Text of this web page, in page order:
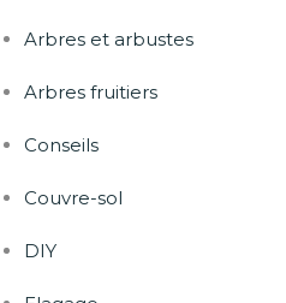
Arbres et arbustes
Arbres fruitiers
Conseils
Couvre-sol
DIY